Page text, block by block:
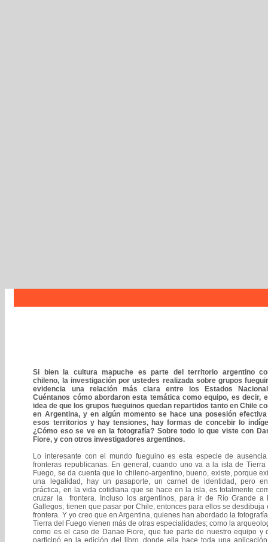
Si bien la cultura mapuche es parte del territorio argentino
chileno, la investigación por ustedes realizada sobre grupos
evidencia una relación más clara entre los Estados
Cuéntanos cómo abordaron esta temática como equipo, es decir,
idea de que los grupos fueguinos quedan repartidos tanto en Chile
en Argentina, y en algún momento se hace una posesión
esos territorios y hay tensiones, hay formas de concebir lo
¿Cómo eso se ve en la fotografía? Sobre todo lo que viste con
Fiore, y con otros investigadores argentinos.
Lo interesante con el mundo fueguino es esta especie de
fronteras republicanas. En general, cuando uno va a la isla de Tierra
Fuego, se da cuenta que lo chileno-argentino, bueno, existe, porque
una legalidad, hay un pasaporte, un carnet de identidad, pero
práctica, en la vida cotidiana que se hace en la isla, es totalmente
cruzar la frontera. Incluso los argentinos, para ir de Río Grande a
Gallegos, tienen que pasar por Chile, entonces para ellos se desdibuja
frontera. Y yo creo que en Argentina, quienes han abordado la
Tierra del Fuego vienen más de otras especialidades; como la
como es el caso de Danae Fiore, que fue parte de nuestro equipo y
participó en la edición del libro, donde ella hace toda una